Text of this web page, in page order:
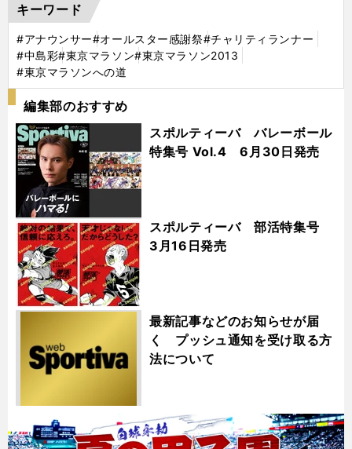
キーワード
#アナウンサー#オールスター感謝祭#チャリティランナー
#中島彩#東京マラソン#東京マラソン2013
#東京マラソンへの道
編集部のおすすめ
スポルティーバ バレーボール
特集号 Vol.4 6月30日発売
スポルティーバ 部活特集号
3月16日発売
最新記事などのお知らせが届
く プッシュ通知を受け取る方
法について